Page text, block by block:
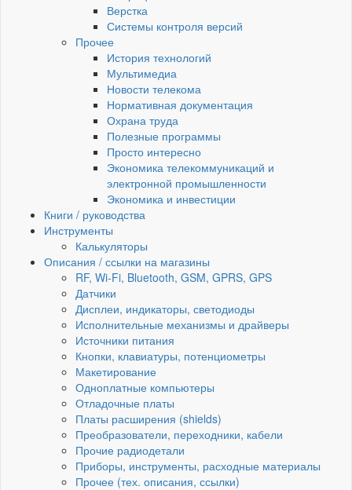
Верстка
Системы контроля версий
Прочее
История технологий
Мультимедиа
Новости телекома
Нормативная документация
Охрана труда
Полезные программы
Просто интересно
Экономика телекоммуникаций и
электронной промышленности
Экономика и инвестиции
Книги / руководства
Инструменты
Калькуляторы
Описания / ссылки на магазины
RF, Wi-Fi, Bluetooth, GSM, GPRS, GPS
Датчики
Дисплеи, индикаторы, светодиоды
Исполнительные механизмы и драйверы
Источники питания
Кнопки, клавиатуры, потенциометры
Макетирование
Одноплатные компьютеры
Отладочные платы
Платы расширения (shields)
Преобразователи, переходники, кабели
Прочие радиодетали
Приборы, инструменты, расходные материалы
Прочее (тех. описания, ссылки)